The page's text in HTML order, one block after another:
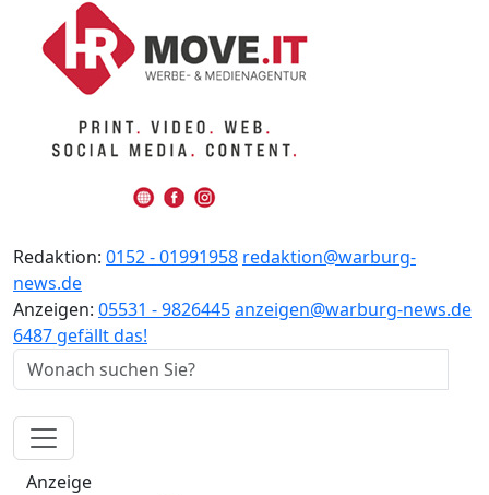
Redaktion: 0152 - 01991958 redaktion@warburg-
news.de
Anzeigen: 05531 - 9826445anzeigen@warburg-news.de
6487 gefällt das!
Anzeige